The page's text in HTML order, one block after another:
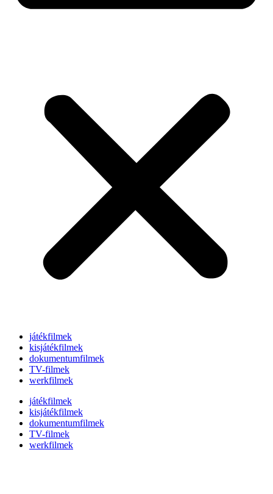
játékfilmek
kisjátékfilmek
dokumentumfilmek
TV-filmek
werkfilmek
játékfilmek
kisjátékfilmek
dokumentumfilmek
TV-filmek
werkfilmek